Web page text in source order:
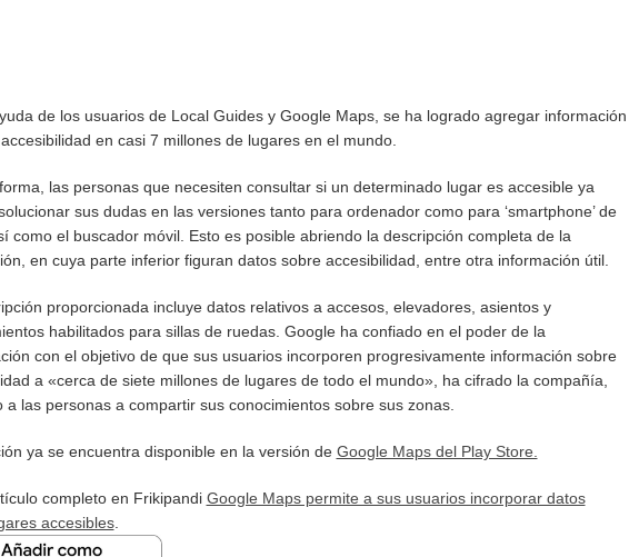
de los usuarios de Local Guides y Google Maps, se ha logrado agregar información
en casi 7 millones de lugares en el mundo.
las personas que necesiten consultar si un determinado lugar es accesible ya
sus dudas en las versiones tanto para ordenador como para ‘smartphone’ de
como el buscador móvil. Esto es posible abriendo la descripción completa de la
en cuya parte inferior figuran datos sobre accesibilidad, entre otra información útil.
proporcionada incluye datos relativos a accesos, elevadores, asientos y
habilitados para sillas de ruedas. Google ha confiado en el poder de la
con el objetivo de que sus usuarios incorporen progresivamente información sobre
a «cerca de siete millones de lugares de todo el mundo», ha cifrado la compañía,
a las personas a compartir sus conocimientos sobre sus zonas.
ya se encuentra disponible en la versión de Google Maps del Play Store.
completo en Frikipandi Google Maps permite a sus usuarios incorporar datos
accesibles.